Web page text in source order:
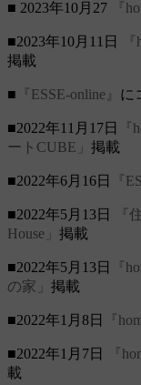
■ 2023年10月27 『
■2023年10月11日
掲載
■ 『ESSE-online』 に
■2022年11月17日
ートCUBE」 掲載
■2022年6月16日 『
■2022年5月13日 『
House」 掲載
■2022年5月13日 『
の家」 掲載
■2022年1月8日 『
■2022年1月7日 『
載